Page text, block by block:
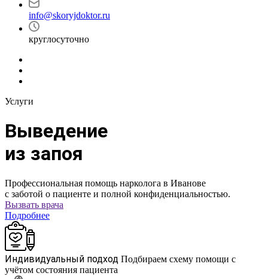
info@skoryjdoktor.ru
круглосуточно
Услуги
Выведение
из запоя
Профессиональная помощь нарколога в Иванове
с заботой о пациенте и полной конфиденциальностью.
Вызвать врача
Подробнее
Индивидуальный подход Подбираем схему помощи с
учётом состояния пациента